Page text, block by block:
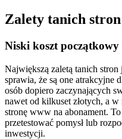
Zalety tanich
Niski koszt początkowy
Największą zaletą tanich stron
sprawia, że są one atrakcyjne
osób dopiero zaczynających
nawet od kilkuset złotych, a
stronę www na abonament.
przetestować pomysł lub
inwestycji.